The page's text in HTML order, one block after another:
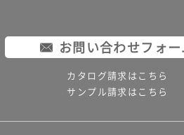
お問い合わせフォー
カタログ請求はこちら
サンプル請求はこちら